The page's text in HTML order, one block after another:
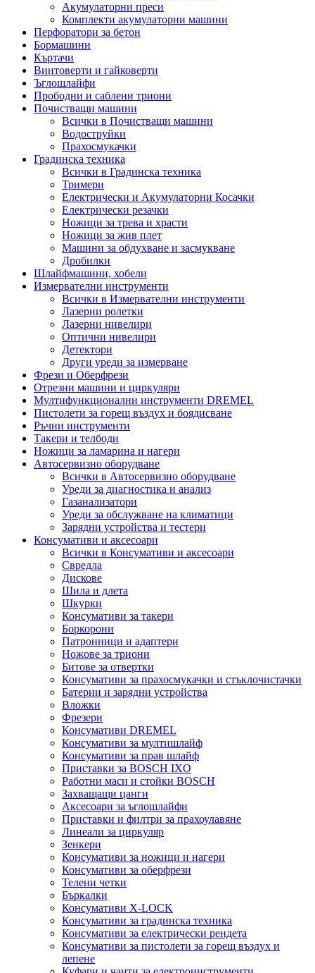
Акумулаторни преси
Комплекти акумулаторни машини
Перфоратори за бетон
Бормашини
Къртачи
Винтоверти и гайковерти
Ъглошлайфи
Прободни и саблени триони
Почистващи машини
Всички в Почистващи машини
Водоструйки
Прахосмукачки
Градинска техника
Всички в Градинска техника
Тримери
Електрически и Акумулаторни Косачки
Електрически резачки
Ножици за трева и храсти
Ножици за жив плет
Машини за обдухване и засмукване
Дробилки
Шлайфмашини, хобели
Измервателни инструменти
Всички в Измервателни инструменти
Лазерни ролетки
Лазерни нивелири
Оптични нивелири
Детектори
Други уреди за измерване
Фрези и Оберфрези
Отрезни машини и циркуляри
Мултифункционални инструменти DREMEL
Пистолети за горещ въздух и боядисване
Ръчни инструменти
Такери и телбоди
Ножици за ламарина и нагери
Автосервизно оборудване
Всички в Автосервизно оборудване
Уреди за диагностика и анализ
Газанализатори
Уреди за обслужване на климатици
Зарядни устройства и тестери
Консумативи и аксесоари
Всички в Консумативи и аксесоари
Свредла
Дискове
Шила и длета
Шкурки
Консумативи за такери
Боркорони
Патронници и адаптери
Ножове за триони
Битове за отвертки
Консумативи за прахосмукачки и стъклочистачки
Батерии и зарядни устройства
Вложки
Фрезери
Консумативи DREMEL
Консумативи за мултишлайф
Консумативи за прав шлайф
Приставки за BOSCH IXO
Работни маси и стойки BOSCH
Захващащи цанги
Аксесоари за ъглошлайфи
Приставки и филтри за прахоулавяне
Линеали за циркуляр
Зенкери
Консумативи за ножици и нагери
Консумативи за оберфрези
Телени четки
Бъркалки
Консумативи X-LOCK
Консумативи за градинска техника
Консумативи за електрически рендета
Консумативи за пистолети за горещ въздух и
лепене